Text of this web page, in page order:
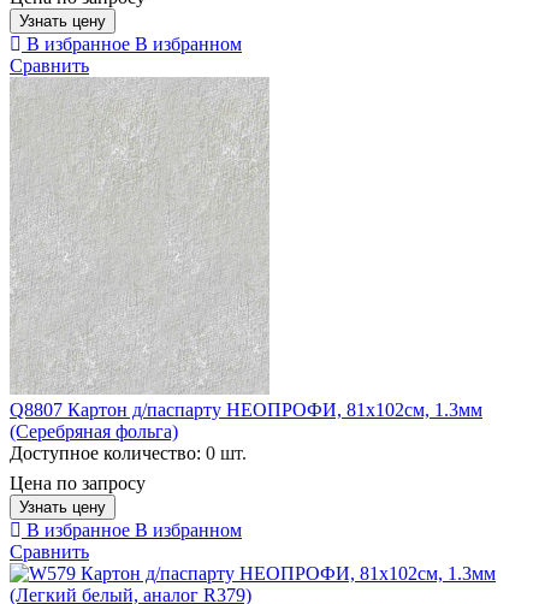
Узнать цену
В избранное В избранном
Сравнить
Q8807 Картон д/паспарту НЕОПРОФИ, 81x102см, 1.3мм
(Серебряная фольга)
Доступное количество: 0 шт.
Цена по запросу
Узнать цену
В избранное В избранном
Сравнить